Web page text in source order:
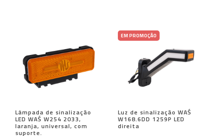
Lâmpada de sinalização
LED WAŚ W254 2033,
laranja, universal, com
suporte.
EM PROMOÇÃO
Luz de sinalização WAŚ
W168.6DD 1259P LED
direita